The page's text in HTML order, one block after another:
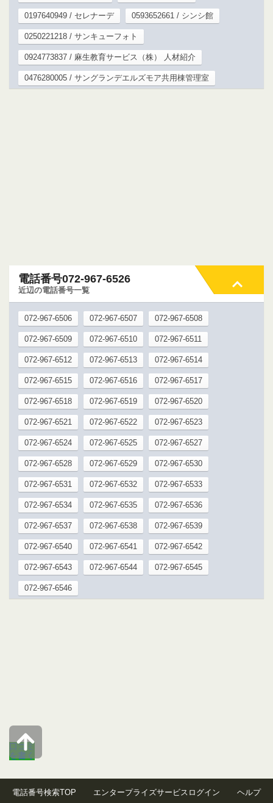
0197640949 / セレナーデ 0593652661 / シンシ館
0250221218 / サンキューフォト
0924773837 / 麻生教育サービス（株） 人材紹介
0476280005 / サングランデエルズモア共用棟管理室
電話番号072-967-6526
近辺の電話番号一覧
072-967-6506 072-967-6507 072-967-6508
072-967-6509 072-967-6510 072-967-6511
072-967-6512 072-967-6513 072-967-6514
072-967-6515 072-967-6516 072-967-6517
072-967-6518 072-967-6519 072-967-6520
072-967-6521 072-967-6522 072-967-6523
072-967-6524 072-967-6525 072-967-6527
072-967-6528 072-967-6529 072-967-6530
072-967-6531 072-967-6532 072-967-6533
072-967-6534 072-967-6535 072-967-6536
072-967-6537 072-967-6538 072-967-6539
072-967-6540 072-967-6541 072-967-6542
072-967-6543 072-967-6544 072-967-6545
072-967-6546
口コミ
を書く
電話番号検索TOP エンタープライズサービスログイン ヘルプ